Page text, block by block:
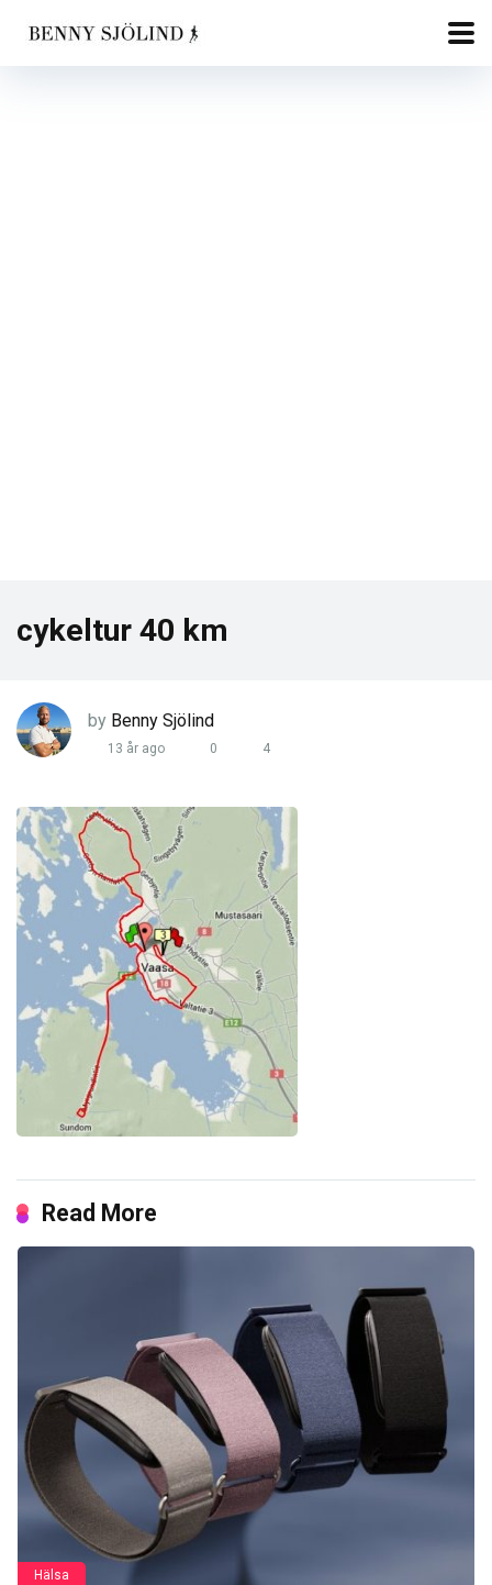
cykeltur 40 km
by Benny Sjölind
13 år ago 0 4
Read More
Hälsa